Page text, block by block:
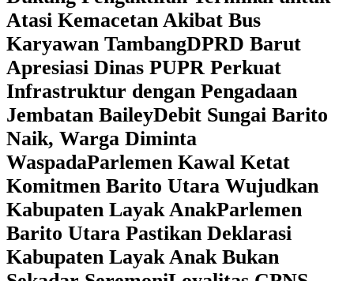
Atasi Kemacetan Akibat Bus
Karyawan TambangDPRD Barut
Apresiasi Dinas PUPR Perkuat
Infrastruktur dengan Pengadaan
Jembatan BaileyDebit Sungai Barito
Naik, Warga Diminta
WaspadaParlemen Kawal Ketat
Komitmen Barito Utara Wujudkan
Kabupaten Layak AnakParlemen
Barito Utara Pastikan Deklarasi
Kabupaten Layak Anak Bukan